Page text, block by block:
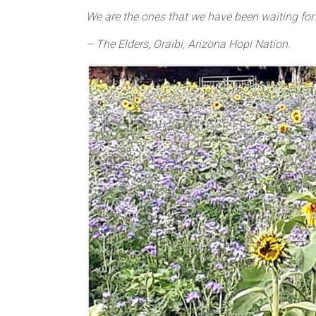
We are the ones that we have been waiting
– The Elders, Oraibi, Arizona Hopi Nation.